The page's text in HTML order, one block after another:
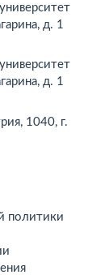
д. 1
д. 1
1040, г.
политики